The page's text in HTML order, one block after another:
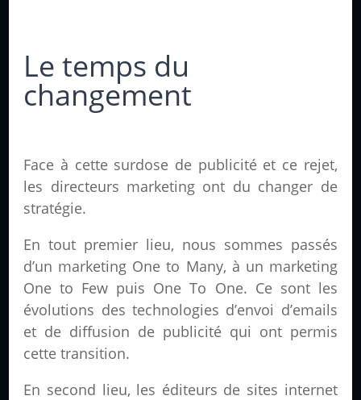
Le temps du
changement
Face à cette surdose de publicité et ce rejet,
les directeurs marketing ont du changer de
stratégie.
En tout premier lieu, nous sommes passés
d’un marketing One to Many, à un marketing
One to Few puis One To One. Ce sont les
évolutions des technologies d’envoi d’emails
et de diffusion de publicité qui ont permis
cette transition.
En second lieu, les éditeurs de sites internet